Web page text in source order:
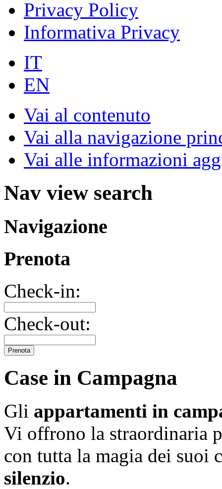
Privacy Policy
Informativa Privacy
IT
EN
Vai al contenuto
Vai alla navigazione
Vai alle informazioni
Nav view search
Navigazione
Prenota
Check-in:
Check-out:
Prenota
Case in Campagna
Gli appartamenti in
Vi offrono la straordinaria
con tutta la magia dei suoi
silenzio.